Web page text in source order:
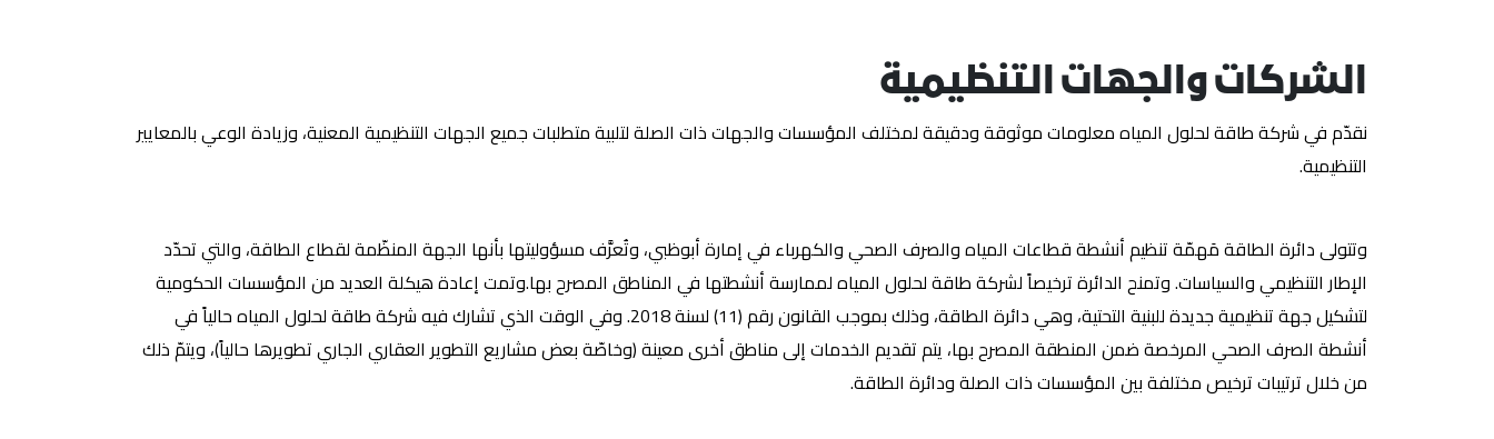
الشركات والجهات التنظيمية
نقدّم في شركة طاقة لحلول المياه معلومات موثوقة ودقيقة لمختلف المؤسسات والجهات ذات الصلة لتلبية متطلبات جميع الجهات التنظيمية المعنية، وزيادة الوعي بالمعايير
التنظيمية.
وتتولى دائرة الطاقة مَهمّة تنظيم أنشطة قطاعات المياه والصرف الصحي والكهرباء في إمارة أبوظبي، وتُعرَّف مسؤوليتها بأنها الجهة المنظّمة لقطاع الطاقة، والتي تحدّد
الإطار التنظيمي والسياسات. وتمنح الدائرة ترخيصاً لشركة طاقة لحلول المياه لممارسة أنشطتها في المناطق المصرح بها.وتمت إعادة هيكلة العديد من المؤسسات الحكومية
لتشكيل جهة تنظيمية جديدة للبنية التحتية، وهي دائرة الطاقة، وذلك بموجب القانون رقم (11) لسنة 2018. وفي الوقت الذي تشارك فيه شركة طاقة لحلول المياه حالياً في
أنشطة الصرف الصحي المرخصة ضمن المنطقة المصرح بها، يتم تقديم الخدمات إلى مناطق أخرى معينة (وخاصّة بعض مشاريع التطوير العقاري الجاري تطويرها حالياً)، ويتمّ ذلك
من خلال ترتيبات ترخيص مختلفة بين المؤسسات ذات الصلة ودائرة الطاقة.